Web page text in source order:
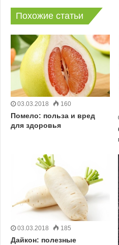
Похожие статьи
03.03.2018 160
Помело: польза и вред
для здоровья
03.03.2018 185
Дайкон: полезные